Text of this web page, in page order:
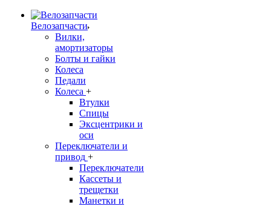
Велозапчасти
Вилки,
амортизаторы
Болты и гайки
Колеса
Педали
Колеса +
Втулки
Спицы
Эксцентрики и
оси
Переключатели и
привод +
Переключатели
Кассеты и
трещетки
Манетки и